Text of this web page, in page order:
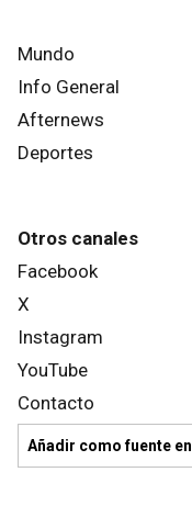
Mundo
Info General
Afternews
Deportes
Otros canales
Facebook
X
Instagram
YouTube
Contacto
Añadir como fuente en